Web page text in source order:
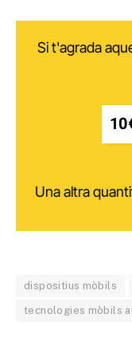
Si t'agrada
Una altra
dispositius mòbils
tecnologies mòbils